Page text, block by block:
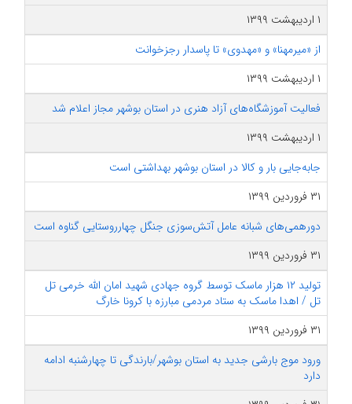
۱ اردیبهشت ۱۳۹۹
از «میرمهنا» و «مهدوی» تا پاسدار رجزخوانت
۱ اردیبهشت ۱۳۹۹
فعالیت آموزشگاه‌های آزاد هنری در استان بوشهر مجاز اعلام‌ شد
۱ اردیبهشت ۱۳۹۹
جابه‌جایی بار و کالا در استان بوشهر بهداشتی است
۳۱ فروردین ۱۳۹۹
دورهمی‌های شبانه عامل آتش‌سوزی جنگل چهارروستایی گناوه است
۳۱ فروردین ۱۳۹۹
تولید ۱۲ هزار ماسک توسط گروه جهادی شهید امان الله خرمی تل
تل / اهدا ماسک به ستاد مردمی مبارزه با کرونا خارگ
۳۱ فروردین ۱۳۹۹
ورود موج بارشی جدید به استان بوشهر/بارندگی تا چهارشنبه ادامه
دارد